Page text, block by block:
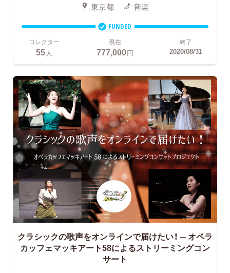
東京都 音楽
FUNDED
コレクター
55 人
現在
777,000円
終了
2020/08/31
クラシックの歌声をオンラインで届けたい！ ─ オペラ
カッフェマッキアート58によるストリーミングコン
サート